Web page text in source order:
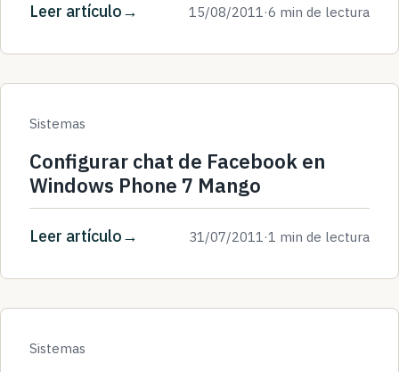
Leer artículo 15/08/2011 ·6 min de lectura
Sistemas
Configurar chat de Facebook en
Windows Phone 7 Mango
Leer artículo 31/07/2011 ·1 min de lectura
Sistemas